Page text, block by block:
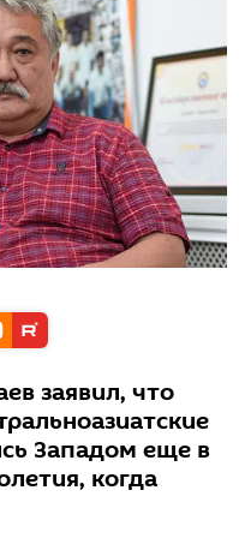
заявил, что
Западом еще в
когда